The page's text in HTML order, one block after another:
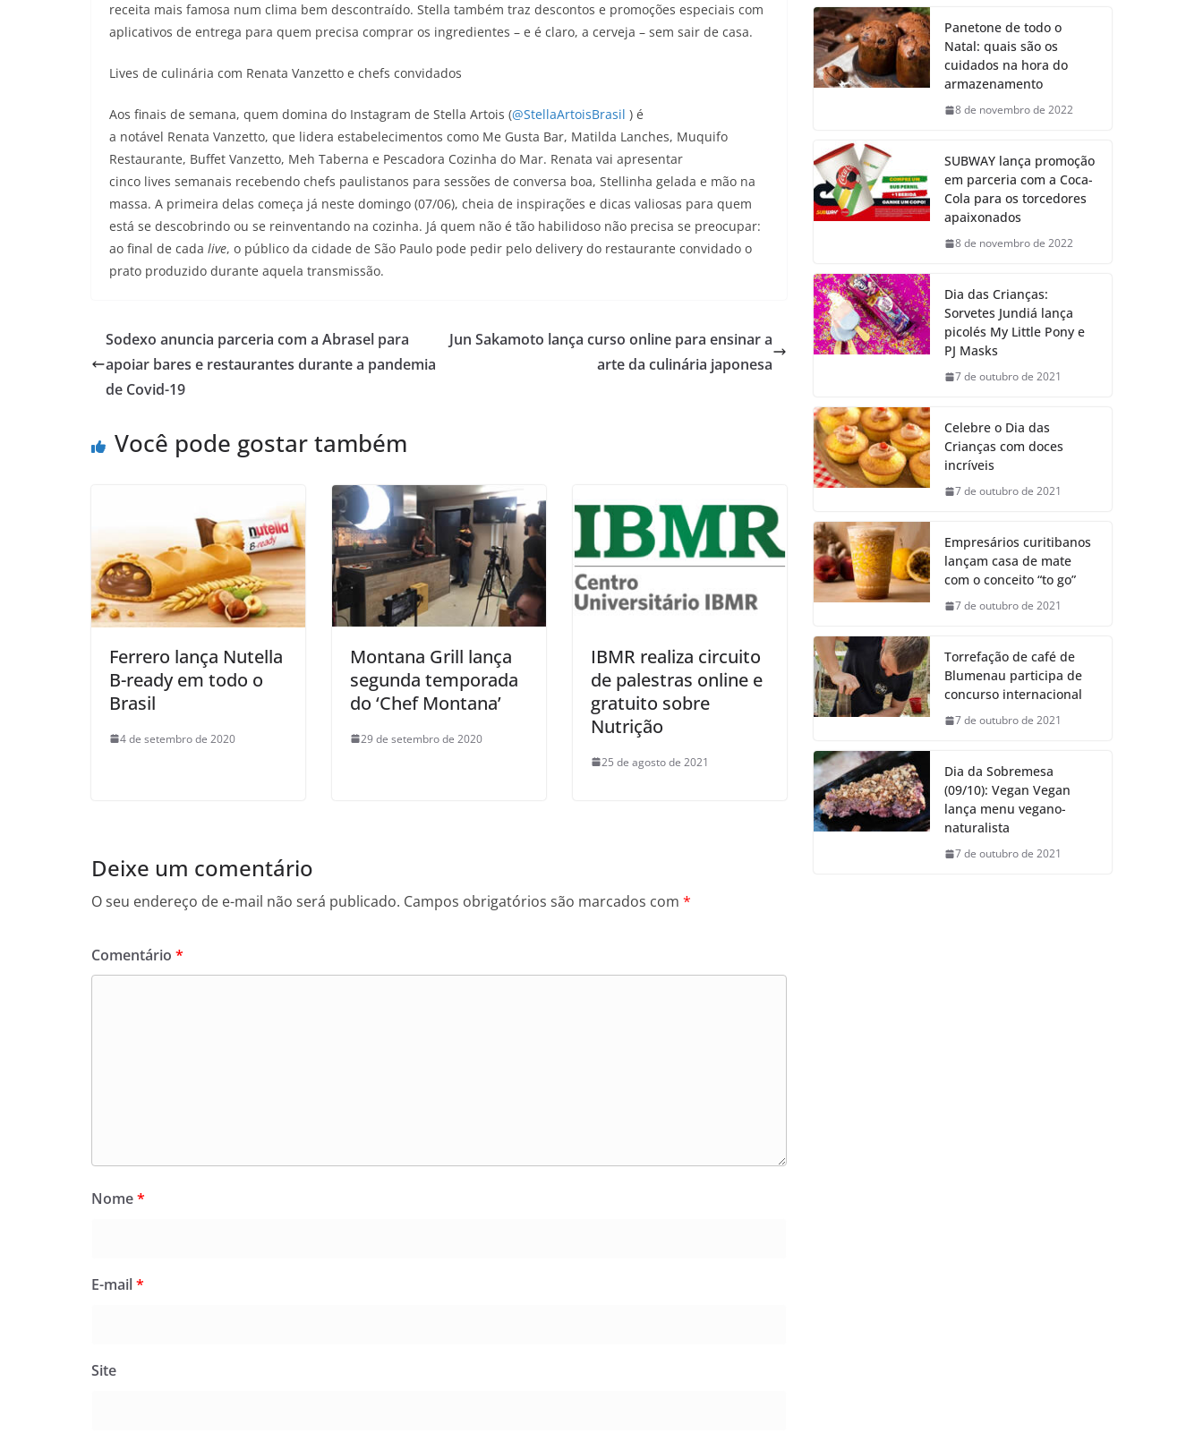
receita mais famosa num clima bem descontraído. Stella também traz descontos e promoções especiais com
aplicativos de entrega para quem precisa comprar os ingredientes – e é claro, a cerveja – sem sair de casa.
Lives de culinária com Renata Vanzetto e chefs convidados
Aos finais de semana, quem domina do Instagram de Stella Artois (@StellaArtoisBrasil ) é
a notável Renata Vanzetto, que lidera estabelecimentos como Me Gusta Bar, Matilda Lanches, Muquifo
Restaurante, Buffet Vanzetto, Meh Taberna e Pescadora Cozinha do Mar. Renata vai apresentar
cinco lives semanais recebendo chefs paulistanos para sessões de conversa boa, Stellinha gelada e mão na
massa. A primeira delas começa já neste domingo (07/06), cheia de inspirações e dicas valiosas para quem
está se descobrindo ou se reinventando na cozinha. Já quem não é tão habilidoso não precisa se preocupar:
ao final de cada live, o público da cidade de São Paulo pode pedir pelo delivery do restaurante convidado o
prato produzido durante aquela transmissão.
Sodexo anuncia parceria com a Abrasel para
apoiar bares e restaurantes durante a pandemia
de Covid-19
Jun Sakamoto lança curso online para ensinar a
arte da culinária japonesa
Você pode gostar também
Ferrero lança Nutella
B-ready em todo o
Brasil
4 de setembro de 2020
Montana Grill lança
segunda temporada
do ‘Chef Montana’
29 de setembro de 2020
IBMR realiza circuito
de palestras online e
gratuito sobre
Nutrição
25 de agosto de 2021
Deixe um comentário
O seu endereço de e-mail não será publicado. Campos obrigatórios são marcados com *
Comentário *
Nome*
E-mail*
Site
Panetone de todo o
Natal: quais são os
cuidados na hora do
armazenamento
8 de novembro de 2022
SUBWAY lança promoção
em parceria com a Coca-
Cola para os torcedores
apaixonados
8 de novembro de 2022
Dia das Crianças:
Sorvetes Jundiá lança
picolés My Little Pony e
PJ Masks
7 de outubro de 2021
Celebre o Dia das
Crianças com doces
incríveis
7 de outubro de 2021
Empresários curitibanos
lançam casa de mate
com o conceito “to go”
7 de outubro de 2021
Torrefação de café de
Blumenau participa de
concurso internacional
7 de outubro de 2021
Dia da Sobremesa
(09/10): Vegan Vegan
lança menu vegano-
naturalista
7 de outubro de 2021